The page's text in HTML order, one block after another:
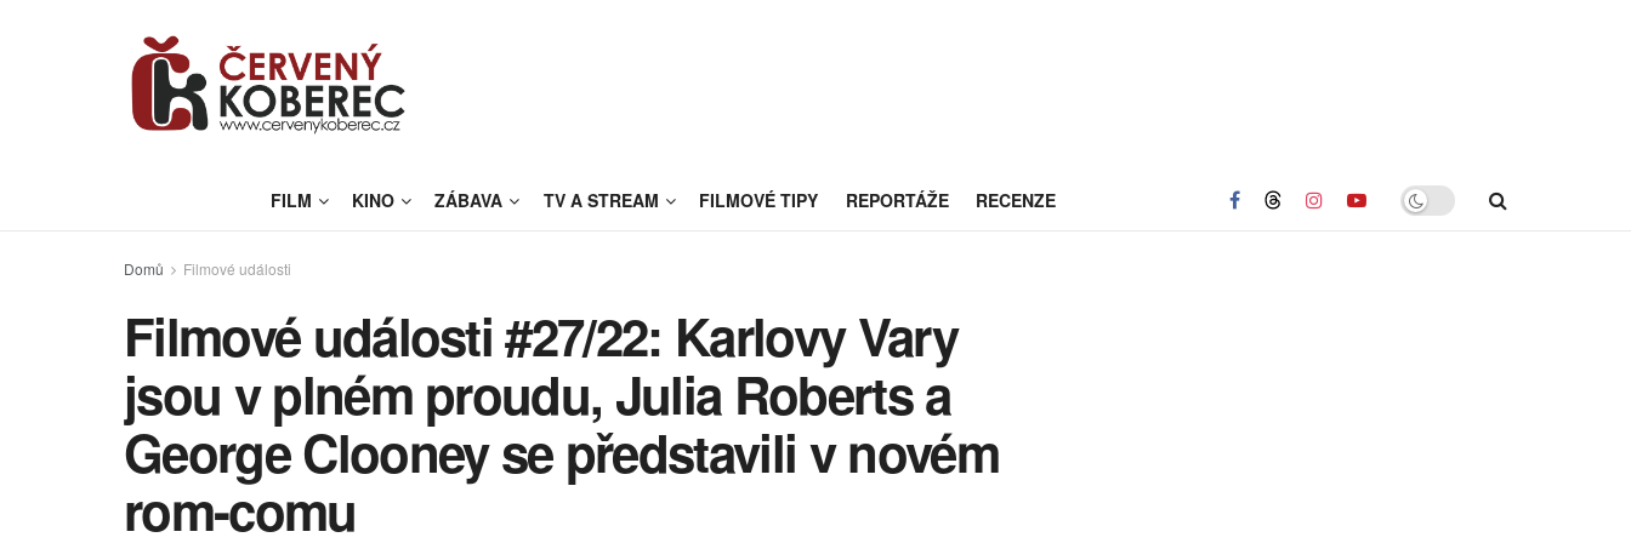
FILM KINO ZÁBAVA TV A STREAM FILMOVÉ TIPY REPORTÁŽE RECENZE
Domů Filmové události
Filmové události #27/22: Karlovy Vary
jsou v plném proudu, Julia Roberts a
George Clooney se představili v novém
rom-comu